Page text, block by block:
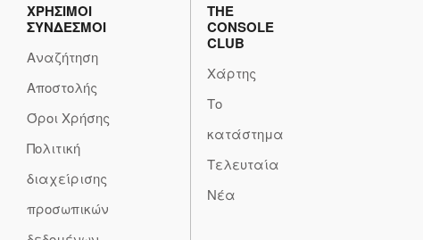
ΧΡΗΣΙΜΟΙ
ΣΥΝΔΕΣΜΟΙ
Αναζήτηση
Αποστολής
Όροι Χρήσης
Πολιτική
διαχείρισης
προσωπικών
THE
CONSOLE
CLUB
Χάρτης
Το
κατάστημα
Τελευταία
Νέα